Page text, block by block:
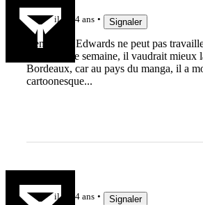
il y a 4 ans Signaler
Ben, si Mr Edwards ne peut pas
France cette semaine, il vaudrait mieux
Bordeaux, car au pays du manga, il a
cartoonesque...
il y a 4 ans Signaler